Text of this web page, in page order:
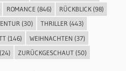
ROMANCE (846) RÜCKBLICK(98)
(30) THRILLER(443)
(146) WEIHNACHTEN (37)
(24) ZURÜCKGESCHAUT(50)